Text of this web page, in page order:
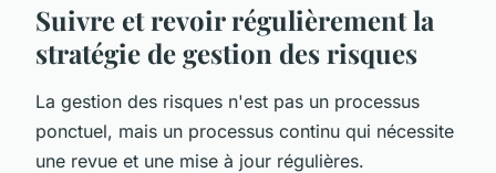
Suivre et revoir régulièrement la
stratégie de gestion des risques
La gestion des risques n'est pas un processus
ponctuel, mais un processus continu qui nécessite
une revue et une mise à jour régulières.